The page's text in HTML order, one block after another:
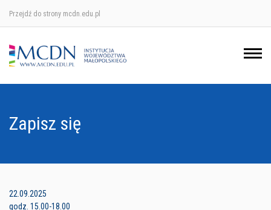
Przejdź do strony mcdn.edu.pl
Zapisz się
22.09.2025
godz. 15.00-18.00
Ośrodek w Krakowie
Ośrodek w Nowym Sączu
Ośrodek w Tarnowie